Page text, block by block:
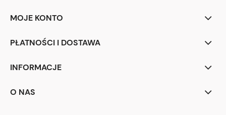
MOJE KONTO
PŁATNOŚCI I DOSTAWA
INFORMACJE
O NAS